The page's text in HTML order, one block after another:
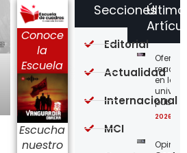
Conoce
la
Escuela
Escucha
nuestro
en las
2026-
Secciones
Editorial
Actualidad
Internacional
MCI